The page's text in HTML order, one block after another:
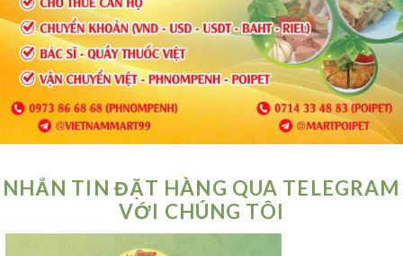
NHẮN TIN ĐẶT HÀNG QUA TELEGRAM
VỚI CHÚNG TÔI